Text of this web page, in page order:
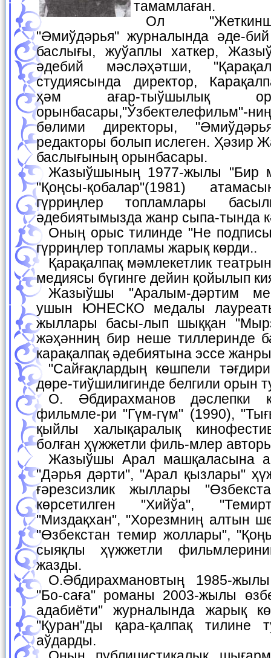
тамамлаған.
Ол "Жеткиншек" газетасы,
"Әмиўдәрья" журналында әде-
баслығы, жуўаплы хаткер,
әдебий мәсләҳәтши,
студиясында директор,
ҳәм ағар-тыўшылық
орынбасары,"Ўзбектелефильм"-
бөлими директоры,
редакторы болып ислеген. Ҳәзир
баслығының орынбасары.
Жазыўшының 1977-жылы "Бир муҳаббат тарийхы",
"Қоңсы-қобалар"(1981)
гүрриңлер топламлары
әдебиятымызда жанр сыпа-тында
Оның орыс тилинде "Не подписывай, браток" (1984)
гүрриңлер топламы жарық көрди..
Қарақалпақ мәмлекетлик театрында "Өжет"(1981) ко-
медиясы бүгинге дейин қойылып
Жазыўшы "Аралым-дәртим мениң"(1985) эссеси
ушын ЮНЕСКО медалы
жыллары басы-лып шыққан
жәҳәнниң бир неше тиллеринде
карақалпақ әдебиятына эссе
"Сайғақлардың көшпели тәғдири" эссеси жазыўшы
дөре-тиўшилигинде белгили орын
О. Әбдирахманов дәслепки қарақалпақ көркем
фильмле-ри "Гүм-гүм" (1990),
қыйлы халықаралық
болған ҳүжжетли филь-млер
Жазыўшы Арал машқаласына арналған "Аралқум",
"Дәрья дәрти", "Арал қызлары"
ғәрезсизлик жыллары
көрсетилген "Хийўа",
"Миздақхан", "Хорезмниң алтын
"Өзбекстан темир жоллары",
сыяқлы ҳүжжетли
жазды.
О.Әбдирахмановтың 1985-жылы басылып шыккан
"Бо-саға" романы 2003-жылы
адабиёти" журналында жарық
"Қуран"ды қара-қалпақ тилине
аўдарды.